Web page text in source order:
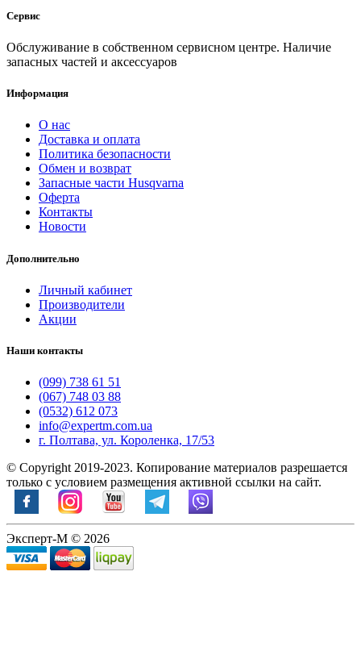
Сервис
Обслуживание в собственном сервисном центре. Наличие
запасных частей и аксессуаров
Информация
О нас
Доставка и оплата
Политика безопасности
Обмен и возврат
Запасные части Husqvarna
Оферта
Контакты
Новости
Дополнительно
Личный кабинет
Производители
Акции
Наши контакты
(099) 738 61 51
(067) 748 03 88
(0532) 612 073
info@expertm.com.ua
г. Полтава, ул. Короленка, 17/53
© Copyright 2019-2023. Копирование материалов разрешается
только с условием размещения активной ссылки на сайт.
Эксперт-М © 2026